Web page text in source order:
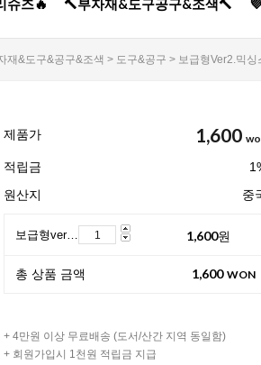
슈즈🔥 🔨부자재&도구공구&조색🔨
재&도구&공구&조색 > 도구&공구 > 보급형ver2.믹싱
제품가 1,600
적립금
원산지
중
보급형ver2.믹싱스틱 (z-39) 1,600원
총 상품 금액 1,600 WON
+ 4만원 이상 무료배송 (도서/산간 지역 동일함)
+ 회원가입시 1천원 적립금 지급